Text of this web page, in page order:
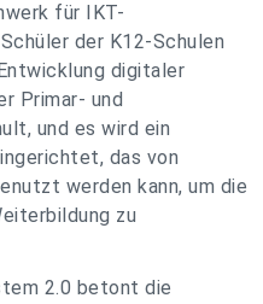
für IKT-
der K12-Schulen
digitaler
Primar- und
und es wird ein
das von
werden kann, um die
zu
2.0 betont die